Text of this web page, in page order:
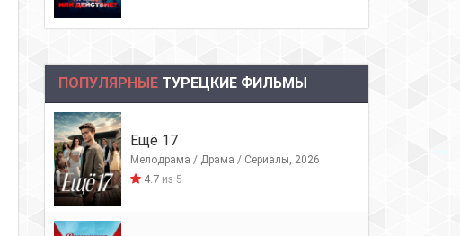
ПОПУЛЯРНЫЕ ТУРЕЦКИЕ ФИЛЬМЫ
Ещё 17
Мелодрама / Драма / Сериалы, 2026
4.7из 5